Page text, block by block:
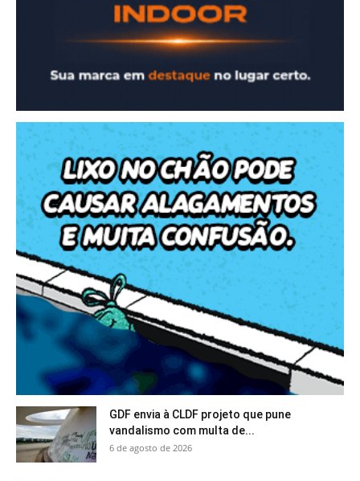
GDF envia à CLDF projeto que pune
vandalismo com multa de...
6 de agosto de 2026